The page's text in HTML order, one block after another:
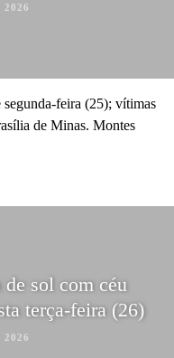
2026
feira (25); vítimas
de Minas. Montes
sol com céu
terça-feira (26)
2026